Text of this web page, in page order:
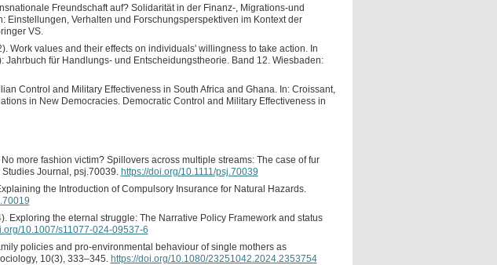
Freundschaft auf? Solidarität in der Finanz-, Migrations-und
Einstellungen, Verhalten und Forschungsperspektiven im Kontext der
VS.
Work values and their effects on individuals' willingness to take action. In
Jahrbuch für Handlungs- und Entscheidungstheorie. Band 12. Wiesbaden:
Control and Military Effectiveness in South Africa and Ghana. In: Croissant,
in New Democracies. Democratic Control and Military Effectiveness in
more fashion victim? Spillovers across multiple streams: The case of fur
Journal, psj.70039. https://doi.org/10.1111/psj.70039
the Introduction of Compulsory Insurance for Natural Hazards.
Exploring the eternal struggle: The Narrative Policy Framework and status
10.1007/s11077-024-09537-6
policies and pro-environmental behaviour of single mothers as
10(3), 333–345. https://doi.org/10.1080/23251042.2024.2353754